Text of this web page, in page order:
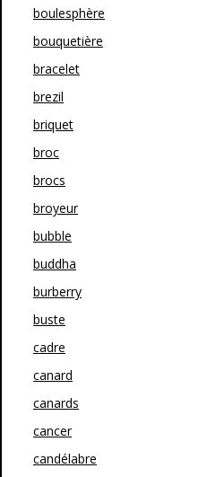
boulesphère
bouquetière
bracelet
brezil
briquet
broc
brocs
broyeur
bubble
buddha
burberry
buste
cadre
canard
canards
cancer
candélabre